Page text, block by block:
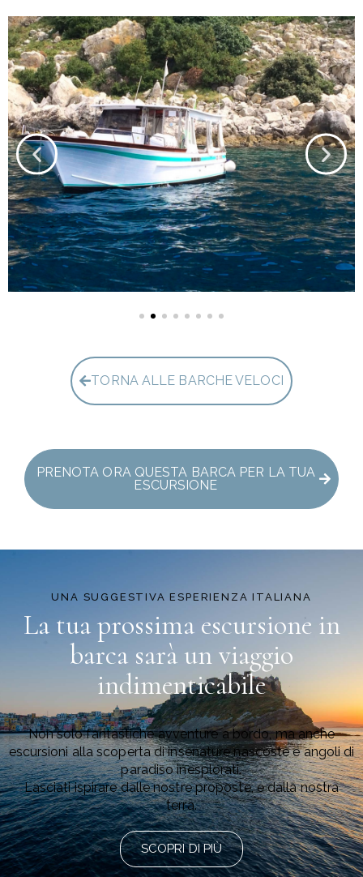
TORNA ALLE BARCHE VELOCI
PRENOTA ORA QUESTA BARCA PER LA TUA
ESCURSIONE
UNA SUGGESTIVA ESPERIENZA ITALIANA
La tua prossima escursione in
barcasarà un viaggio
indimenticabile
Non solo fantastiche avventure a bordo, ma anche
escursioni alla scoperta di insenature nascoste e angoli di
paradiso inesplorati.
Lasciati ispirare dalle nostre proposte, e dalla nostra
terra.
SCOPRI DI PIÙ